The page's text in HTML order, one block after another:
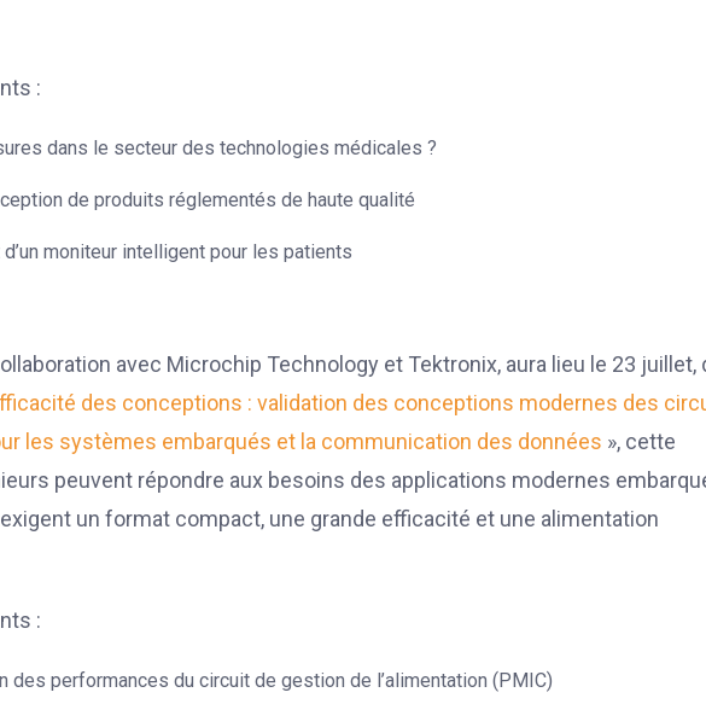
:
dans le secteur des technologies médicales ?
de produits réglementés de haute qualité
moniteur intelligent pour les patients
avec Microchip Technology et Tektronix, aura lieu le 23 juillet,
des conceptions : validation des conceptions modernes des
les systèmes embarqués et la communication des données », cette
peuvent répondre aux besoins des applications modernes
un format compact, une grande efficacité et une alimentation
:
performances du circuit de gestion de l’alimentation (PMIC)